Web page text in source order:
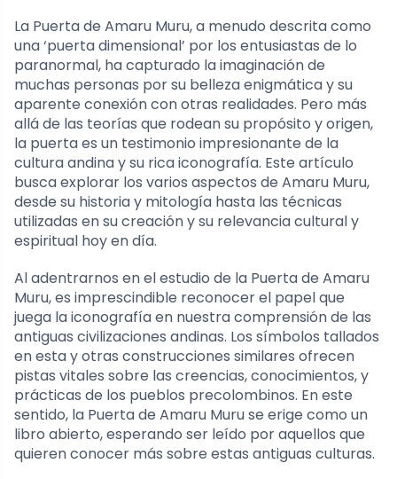
La Puerta de Amaru Muru, a menudo descrita como
una ‘puerta dimensional’ por los entusiastas de lo
paranormal, ha capturado la imaginación de
muchas personas por su belleza enigmática y su
aparente conexión con otras realidades. Pero más
allá de las teorías que rodean su propósito y origen,
la puerta es un testimonio impresionante de la
cultura andina y su rica iconografía. Este artículo
busca explorar los varios aspectos de Amaru Muru,
desde su historia y mitología hasta las técnicas
utilizadas en su creación y su relevancia cultural y
espiritual hoy en día.
Al adentrarnos en el estudio de la Puerta de Amaru
Muru, es imprescindible reconocer el papel que
juega la iconografía en nuestra comprensión de las
antiguas civilizaciones andinas. Los símbolos tallados
en esta y otras construcciones similares ofrecen
pistas vitales sobre las creencias, conocimientos, y
prácticas de los pueblos precolombinos. En este
sentido, la Puerta de Amaru Muru se erige como un
libro abierto, esperando ser leído por aquellos que
quieren conocer más sobre estas antiguas culturas.